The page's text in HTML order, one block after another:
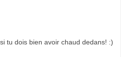
tu dois bien avoir chaud dedans! :)